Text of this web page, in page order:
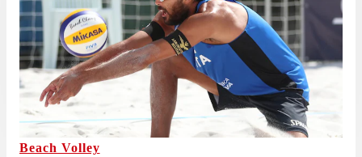
Beach Volley